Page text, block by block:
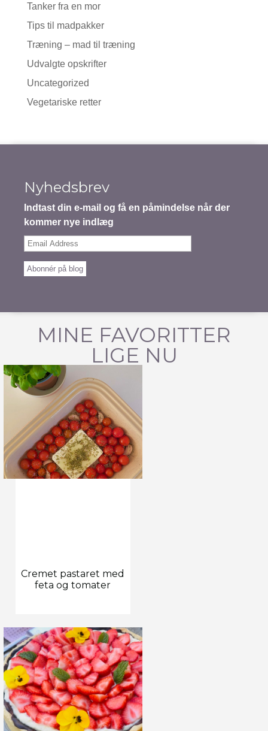
Tanker fra en mor
Tips til madpakker
Træning – mad til træning
Udvalgte opskrifter
Uncategorized
Vegetariske retter
Nyhedsbrev
Indtast din e-mail og få en påmindelse når der
kommer nye indlæg
Email
Abonnér på blog
MINE FAVORITTER
LIGE NU
Cremet pastaret med
feta og tomater